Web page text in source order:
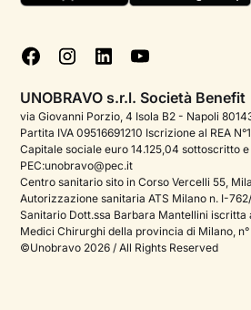
FAQ
Podcast di psicologia
Corporate
Psicologo italiano all'estero
Sala stampa
Bandi e premi
Cookie policy
Gestisci cookie
UNOBRAVO s.r.l. Società Benefit
via Giovanni Porzio, 4 Isola B2 - Napoli
Partita IVA 09516691210 Iscrizione al REA
Capitale sociale euro 14.125,04 sottoscritto
PEC:unobravo@pec.it
Centro sanitario sito in Corso Vercelli 55,
Autorizzazione sanitaria ATS Milano n. I-
Sanitario Dott.ssa Barbara Mantellini iscritta
Medici Chirurghi della provincia di Milano,
©Unobravo 2026 / All Rights Reserved